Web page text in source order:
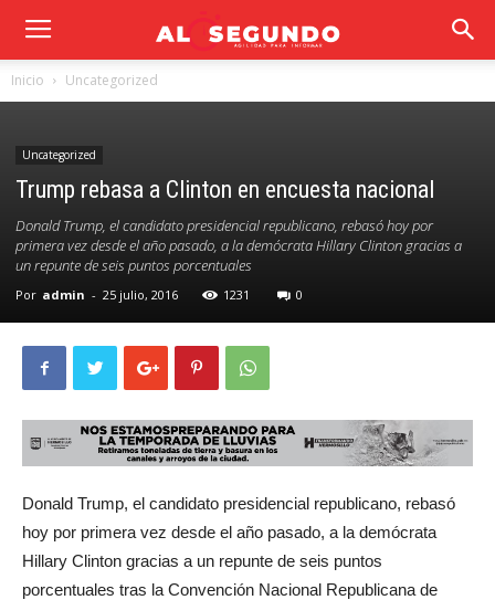
Inicio Uncategorized
Uncategorized
Trump rebasa a Clinton en encuesta nacional
Donald Trump, el candidato presidencial republicano, rebasó hoy por
primera vez desde el año pasado, a la demócrata Hillary Clinton gracias a
un repunte de seis puntos porcentuales
Por admin - 25 julio, 2016 1231 0
Donald Trump, el candidato presidencial republicano, rebasó
hoy por primera vez desde el año pasado, a la demócrata
Hillary Clinton gracias a un repunte de seis puntos
porcentuales tras la Convención Nacional Republicana de